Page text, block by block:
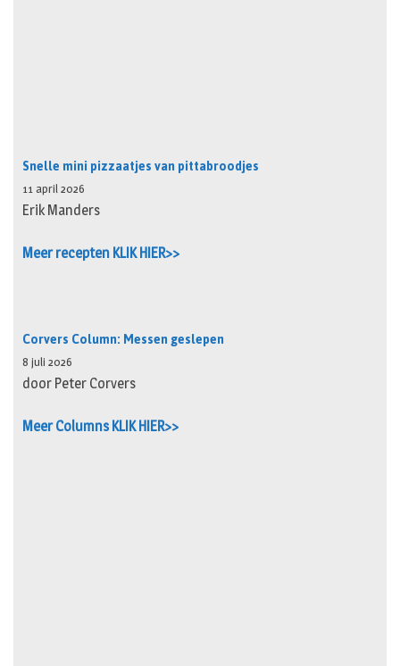
Snelle mini pizzaatjes van pittabroodjes
11 april 2026
Erik Manders
Meer recepten KLIK HIER>>
Corvers Column: Messen geslepen
8 juli 2026
door Peter Corvers
Meer Columns KLIK HIER>>